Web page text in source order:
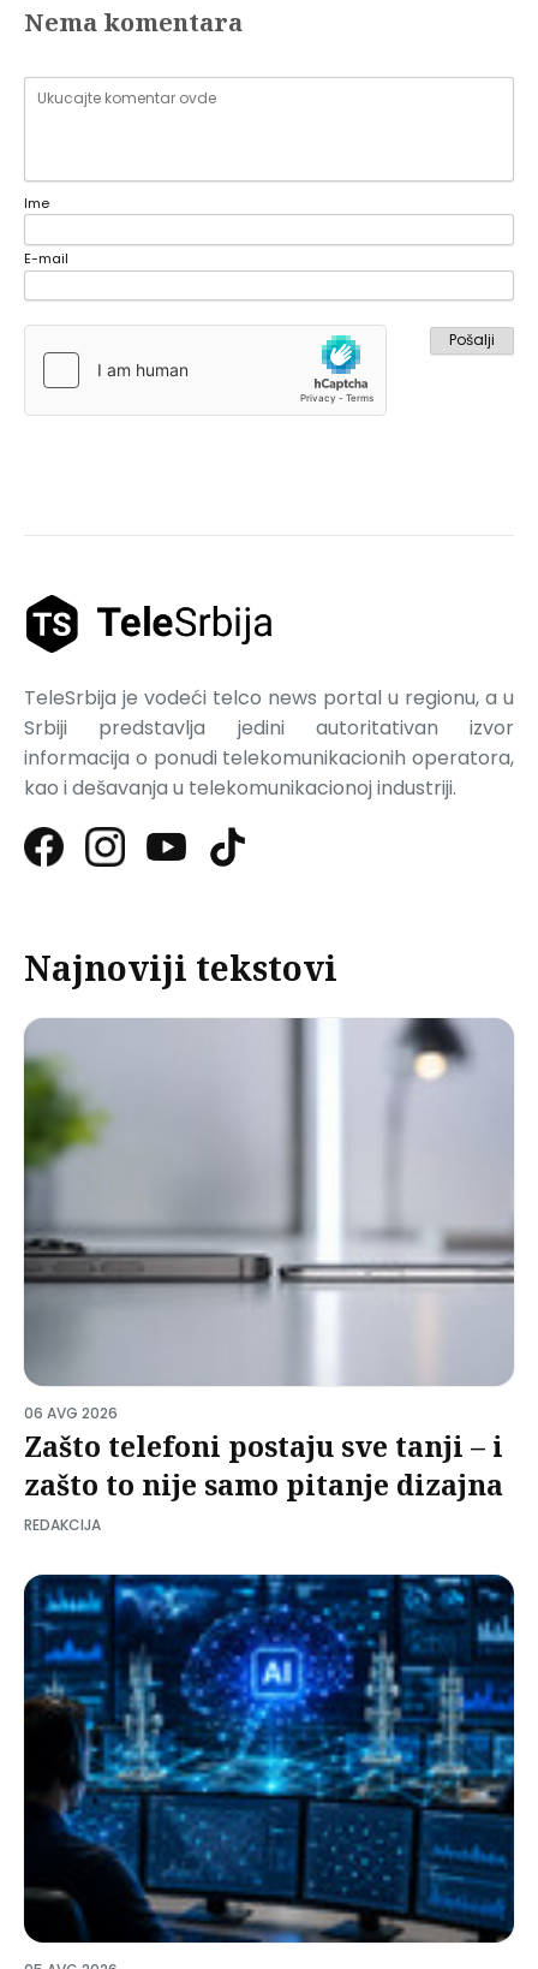
Nema komentara
Ime
E-mail
TeleSrbija je vodeći telco news portal u regionu, a u
Srbiji predstavlja jedini autoritativan izvor
informacija o ponudi telekomunikacionih operatora,
kao i dešavanja u telekomunikacionoj industriji.
Najnoviji tekstovi
06 AVG 2026
Zašto telefoni postaju sve tanji – i
zašto to nije samo pitanje dizajna
REDAKCIJA